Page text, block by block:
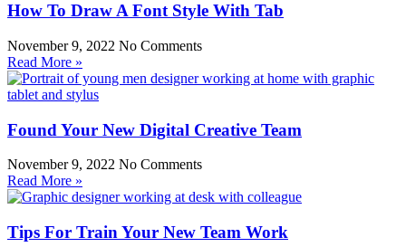
How To Draw A Font Style With Tab
November 9, 2022 No Comments
Read More »
Found Your New Digital Creative Team
November 9, 2022 No Comments
Read More »
Tips For Train Your New Team Work